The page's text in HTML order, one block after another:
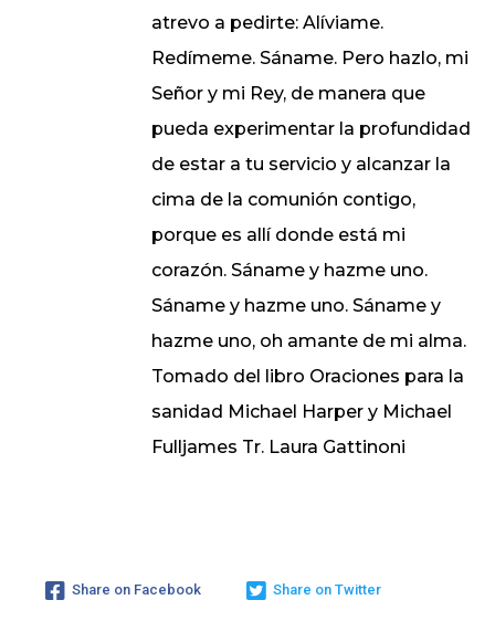
atrevo a pedirte: Alíviame.
Redímeme. Sáname. Pero hazlo, mi
Señor y mi Rey, de manera que
pueda experimentar la profundidad
de estar a tu servicio y alcanzar la
cima de la comunión contigo,
porque es allí donde está mi
corazón. Sáname y hazme uno.
Sáname y hazme uno. Sáname y
hazme uno, oh amante de mi alma.
Tomado del libro Oraciones para la
sanidad Michael Harper y Michael
Fulljames Tr. Laura Gattinoni
Share on Facebook Share on Twitter